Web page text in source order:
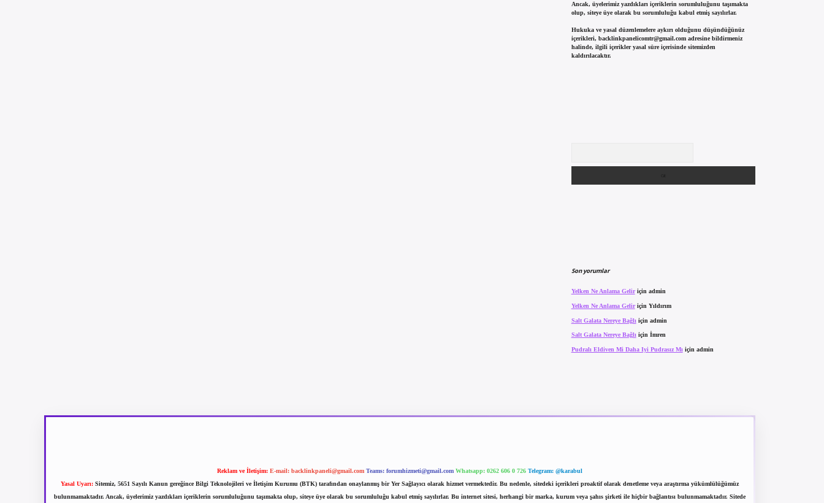
Ancak, üyelerimiz yazdıkları içeriklerin sorumluluğunu taşımakta
olup, siteye üye olarak bu sorumluluğu kabul etmiş sayılırlar.
Hukuka ve yasal düzenlemelere aykırı olduğunu düşündüğünüz
içerikleri, backlinkpanelicomtr@gmail.comadresine bildirmeniz
halinde, ilgili içerikler yasal süre içerisinde sitemizden
kaldırılacaktır.
Son yorumlar
Yelken Ne Anlama Geliriçin admin
Yelken Ne Anlama Geliriçin Yıldırım
Salt Galata Nereye Bağlı için admin
Salt Galata Nereye Bağlı için İmren
Pudralı Eldiven Mi Daha Iyi Pudrasız Mı için admin
Reklam ve İletişim: E-mail: backlinkpaneli@gmail.com Teams: forumhizmeti@gmail.com Whatsapp: 0262 606 0 726 Telegram: @karabul
Yasal Uyarı: Sitemiz, 5651 Sayılı Kanun gereğince Bilgi Teknolojileri ve İletişim Kurumu (BTK) tarafından onaylanmış bir Yer Sağlayıcı olarak hizmet vermektedir. Bu nedenle, sitedeki içerikleri proaktif olarak denetleme veya araştırma yükümlülüğümüz
bulunmamaktadır. Ancak, üyelerimiz yazdıkları içeriklerin sorumluluğunu taşımakta olup, siteye üye olarak bu sorumluluğu kabul etmiş sayılırlar. Bu internet sitesi, herhangi bir marka, kurum veya şahıs şirketi ile hiçbir bağlantısı bulunmamaktadır. Sitede